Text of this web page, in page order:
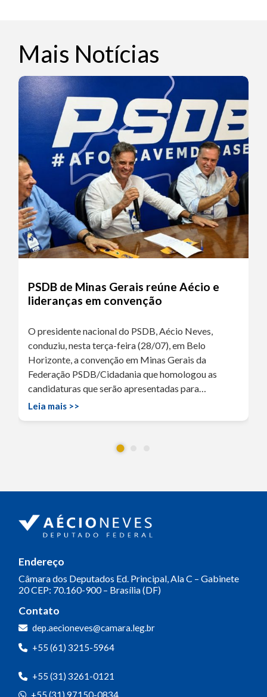
Mais Notícias
PSDB de Minas Gerais reúne Aécio e
lideranças em convenção
O presidente nacional do PSDB, Aécio Neves,
conduziu, nesta terça-feira (28/07), em Belo
Horizonte, a convenção em Minas Gerais da
Federação PSDB/Cidadania que homologou as
candidaturas que serão apresentadas para…
Leia mais >>
Endereço
Câmara dos Deputados Ed. Principal, Ala C – Gabinete
20CEP: 70.160-900 – Brasília (DF)
Contato
dep.aecioneves@camara.leg.br
+55 (61) 3215-5964
+55 (31) 3261-0121
+55 (31) 97150-0834